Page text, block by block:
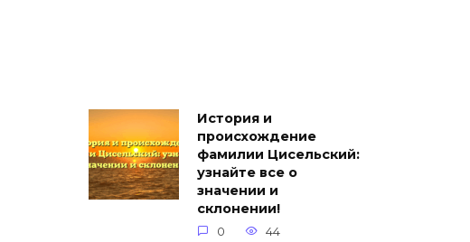
История и
происхождение
фамилии Цисельский:
узнайте все о
значении и
склонении!
0 44